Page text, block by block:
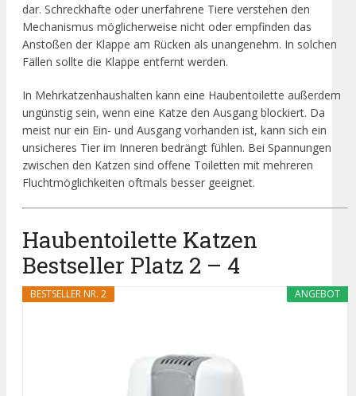
dar. Schreckhafte oder unerfahrene Tiere verstehen den
Mechanismus möglicherweise nicht oder empfinden das
Anstoßen der Klappe am Rücken als unangenehm. In solchen
Fällen sollte die Klappe entfernt werden.
In Mehrkatzenhaushalten kann eine Haubentoilette außerdem
ungünstig sein, wenn eine Katze den Ausgang blockiert. Da
meist nur ein Ein- und Ausgang vorhanden ist, kann sich ein
unsicheres Tier im Inneren bedrängt fühlen. Bei Spannungen
zwischen den Katzen sind offene Toiletten mit mehreren
Fluchtmöglichkeiten oftmals besser geeignet.
Haubentoilette Katzen
Bestseller Platz 2 – 4
ANGEBOT
BESTSELLER NR. 2